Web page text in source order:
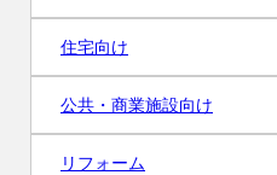
住宅向け
公共・商業施設向け
リフォーム